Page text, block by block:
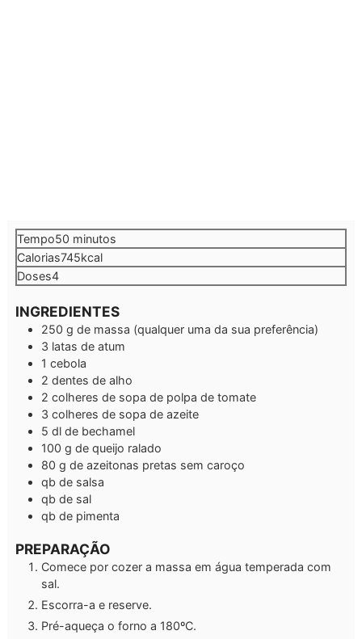
Tempo50 minutos
minutos
Calorias745kcal
Doses4
INGREDIENTES
250 g de massa (qualquer uma da sua preferência)
3 latas de atum
1 cebola
2 dentes de alho
2 colheres de sopa de polpa de tomate
3 colheres de sopa de azeite
5 dl de bechamel
100 g de queijo ralado
80 g de azeitonas pretas sem caroço
qb de salsa
qb de sal
qb de pimenta
PREPARAÇÃO
Comece por cozer a massa em água temperada com
sal.
Escorra-a e reserve.
Pré-aqueça o forno a 180ºC.